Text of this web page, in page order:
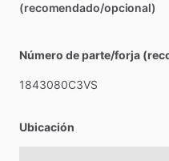
(recomendado/opcional)
Número de parte/forja
1843080C3VS
Ubicación